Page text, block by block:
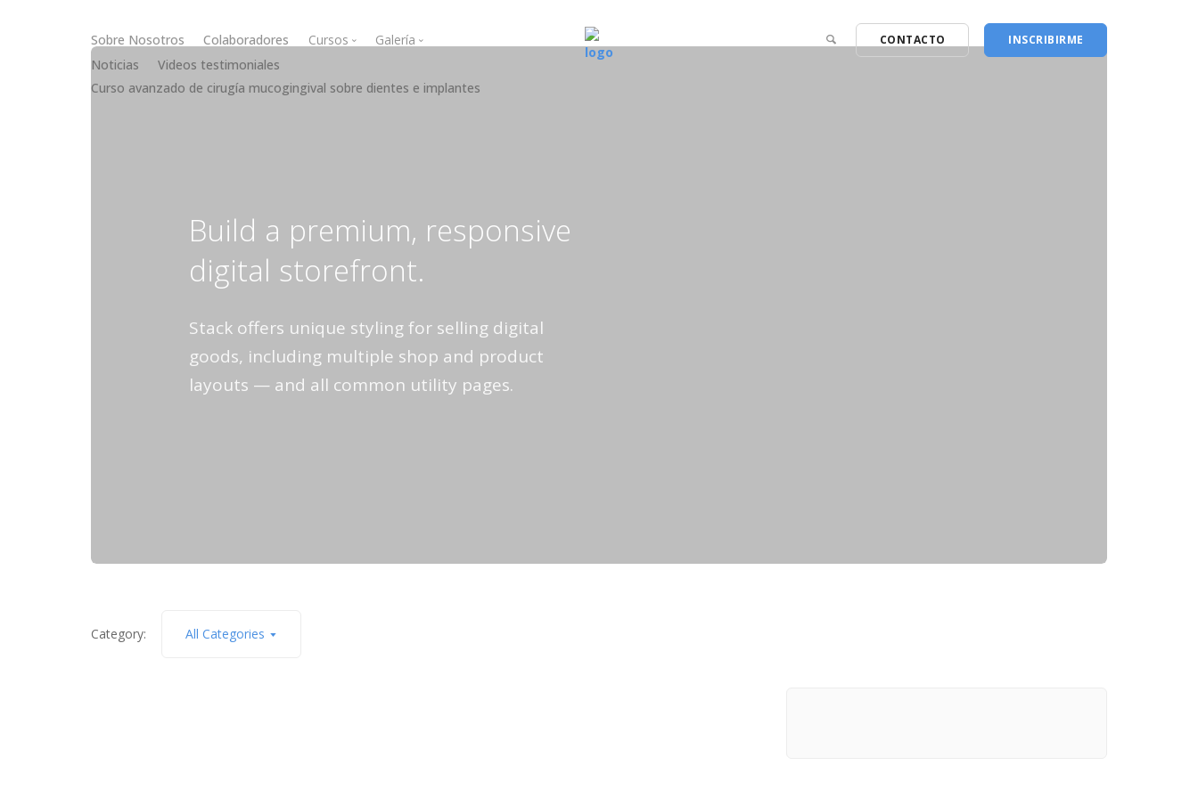
Sobre Nosotros Colaboradores Cursos
Cirugía mucogingival
Galería
Curso Mayo 2021
Noticias
Videos testimoniales
Curso avanzado de cirugía mucogingival sobre dientes e implantes
CONTACTO INSCRIBIRME
Build a premium, responsive
digital storefront.
Stack offers unique styling for selling digital
goods, including multiple shop and product
layouts — and all common utility pages.
Category: All Categories